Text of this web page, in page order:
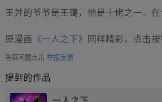
王并的爷爷是王蔼，他是十佬之一。
原漫画 《一人之下》 同样精彩，点击
答案问题点击举报反馈
提到的作品